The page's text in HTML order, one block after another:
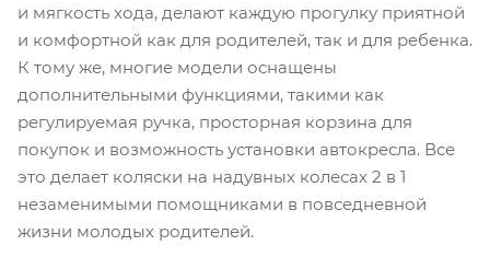
и мягкость хода, делают каждую прогулку приятной
и комфортной как для родителей, так и для ребенка.
К тому же, многие модели оснащены
дополнительными функциями, такими как
регулируемая ручка, просторная корзина для
покупок и возможность установки автокресла. Все
это делает коляски на надувных колесах 2 в 1
незаменимыми помощниками в повседневной
жизни молодых родителей.